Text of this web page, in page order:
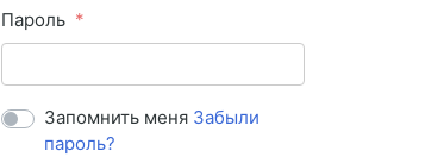
Пароль
Запомнить меня Забыли
пароль?